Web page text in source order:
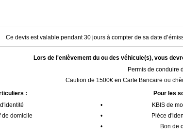
Ce devis est valable pendant 30 jours à compter de sa date
Lors de l'enlèvement du ou des véhicule(s), vous
Permis de conduire
Caution de 1500€ en Carte Bancaire ou
:
de domicile
Pour les
•
KBIS de
•
Pièce
•
Bon de